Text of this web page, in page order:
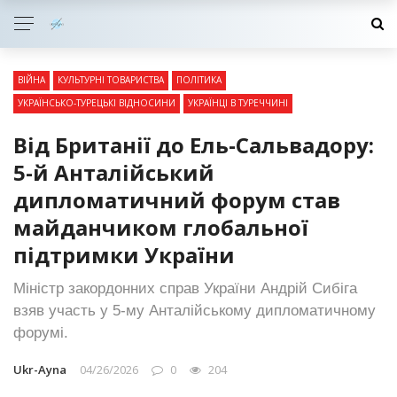
ВІЙНА КУЛЬТУРНІ ТОВАРИСТВА
ПОЛІТИКА
УКРАЇНСЬКО-ТУРЕЦЬКІ ВІДНОСИНИ
УКРАЇНЦІ В ТУРЕЧЧИНІ
Від Британії до Ель-Сальвадору:
5-й Анталійський
дипломатичний форум став
майданчиком глобальної
підтримки України
Міністр закордонних справ України Андрій Сибіга
взяв участь у 5-му Анталійському дипломатичному
форумі.
Ukr-Ayna 04/26/2026 0 204